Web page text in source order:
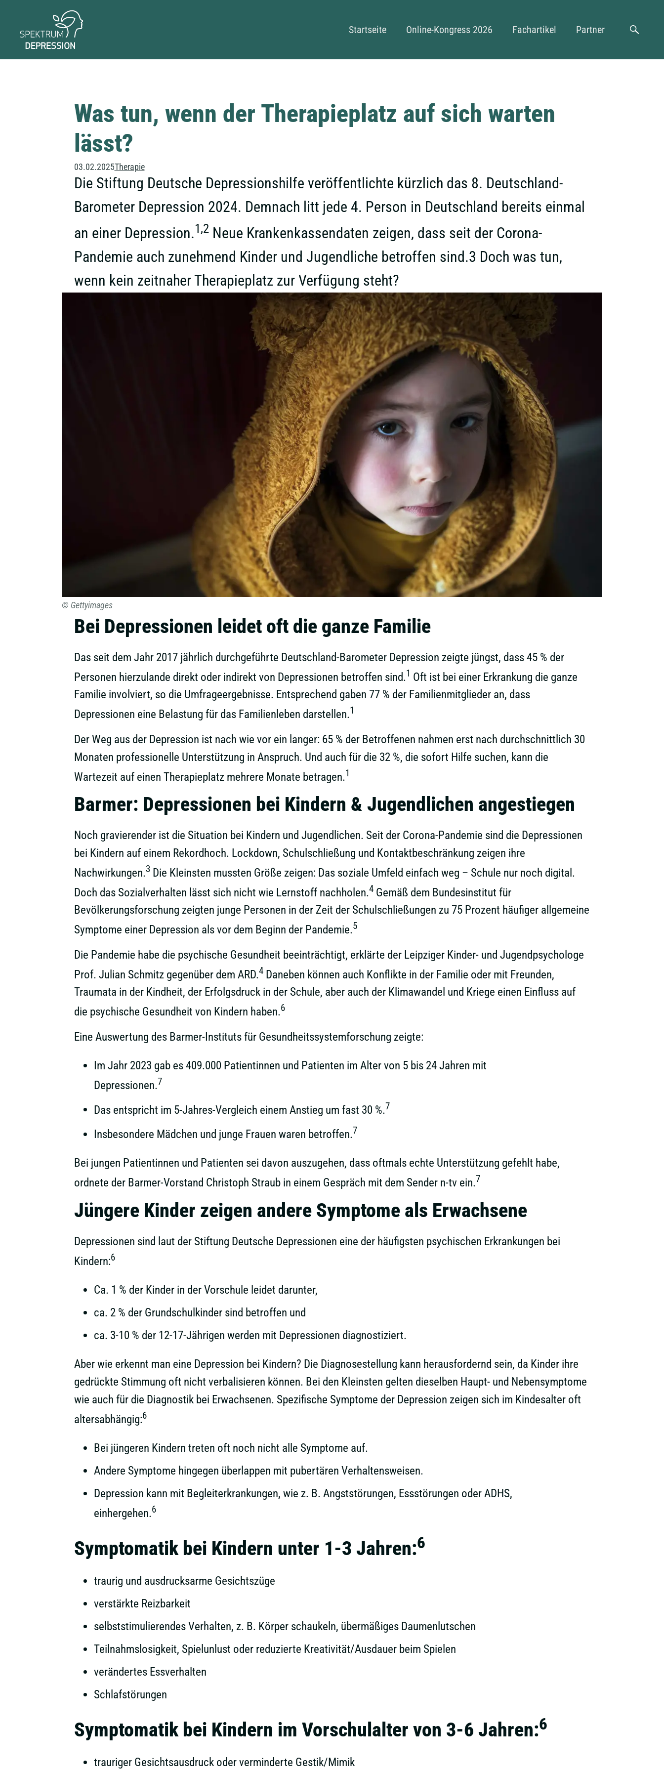
Navigation überspringen
Startseite Online-Kongress 2026 Fachartikel
Partner
Was tun, wenn der Therapieplatz auf sich warten
lässt?
03.02.2025Therapie
Die Stiftung Deutsche Depressionshilfe veröffentlichte kürzlich das 8. Deutschland-
Barometer Depression 2024. Demnach litt jede 4. Person in Deutschland bereits einmal
an einer Depression.1,2Neue Krankenkassendaten zeigen, dass seit der Corona-
Pandemie auch zunehmend Kinder und Jugendliche betroffen sind.3 Doch was tun,
wenn kein zeitnaher Therapieplatz zur Verfügung steht?
© Gettyimages
Bei Depressionen leidet oft die ganze Familie
Das seit dem Jahr 2017 jährlich durchgeführte Deutschland-Barometer Depression zeigte jüngst, dass 45 % der
Personen hierzulande direkt oder indirekt von Depressionen betroffen sind.1 Oft ist bei einer Erkrankung die ganze
Familie involviert, so die Umfrageergebnisse. Entsprechend gaben 77 % der Familienmitglieder an, dass
Depressionen eine Belastung für das Familienleben darstellen.1
Der Weg aus der Depression ist nach wie vor ein langer: 65 % der Betroffenen nahmen erst nach durchschnittlich 30
Monaten professionelle Unterstützung in Anspruch. Und auch für die 32 %, die sofort Hilfe suchen, kann die
Wartezeit auf einen Therapieplatz mehrere Monate betragen.1
Barmer: Depressionen bei Kindern & Jugendlichen angestiegen
Noch gravierender ist die Situation bei Kindern und Jugendlichen. Seit der Corona-Pandemie sind die Depressionen
bei Kindern auf einem Rekordhoch. Lockdown, Schulschließung und Kontaktbeschränkung zeigen ihre
Nachwirkungen.3Die Kleinsten mussten Größe zeigen: Das soziale Umfeld einfach weg – Schule nur noch digital.
Doch das Sozialverhalten lässt sich nicht wie Lernstoff nachholen.4Gemäß dem Bundesinstitut für
Bevölkerungsforschung zeigten junge Personen in der Zeit der Schulschließungen zu 75 Prozent häufiger allgemeine
Symptome einer Depression als vor dem Beginn der Pandemie.5
Die Pandemie habe die psychische Gesundheit beeinträchtigt, erklärte der Leipziger Kinder- und Jugendpsychologe
Prof. Julian Schmitz gegenüber dem ARD.4Daneben können auch Konflikte in der Familie oder mit Freunden,
Traumata in der Kindheit, der Erfolgsdruck in der Schule, aber auch der Klimawandel und Kriege einen Einfluss auf
die psychische Gesundheit von Kindern haben.6
Eine Auswertung des Barmer-Instituts für Gesundheitssystemforschung zeigte:
Im Jahr 2023 gab es 409.000 Patientinnen und Patienten im Alter von 5 bis 24 Jahren mit
Depressionen.7
Das entspricht im 5-Jahres-Vergleich einem Anstieg um fast 30 %.7
Insbesondere Mädchen und junge Frauen waren betroffen.7
Bei jungen Patientinnen und Patienten sei davon auszugehen, dass oftmals echte Unterstützung gefehlt habe,
ordnete der Barmer-Vorstand Christoph Straub in einem Gespräch mit dem Sender n-tv ein.7
Jüngere Kinder zeigen andere Symptome als Erwachsene
Depressionen sind laut der Stiftung Deutsche Depressionen eine der häufigsten psychischen Erkrankungen bei
Kindern:6
Ca. 1 % der Kinder in der Vorschule leidet darunter,
ca. 2 % der Grundschulkinder sind betroffen und
ca. 3-10 % der 12-17-Jährigen werden mit Depressionen diagnostiziert.
Aber wie erkennt man eine Depression bei Kindern? Die Diagnosestellung kann herausfordernd sein, da Kinder ihre
gedrückte Stimmung oft nicht verbalisieren können. Bei den Kleinsten gelten dieselben Haupt- und Nebensymptome
wie auch für die Diagnostik bei Erwachsenen. Spezifische Symptome der Depression zeigen sich im Kindesalter oft
altersabhängig:6
Bei jüngeren Kindern treten oft noch nicht alle Symptome auf.
Andere Symptome hingegen überlappen mit pubertären Verhaltensweisen.
Depression kann mit Begleiterkrankungen, wie z. B. Angststörungen, Essstörungen oder ADHS,
einhergehen.6
Symptomatik bei Kindern unter 1-3 Jahren:6
traurig und ausdrucksarme Gesichtszüge
verstärkte Reizbarkeit
selbststimulierendes Verhalten, z. B. Körper schaukeln, übermäßiges Daumenlutschen
Teilnahmslosigkeit, Spielunlust oder reduzierte Kreativität/Ausdauer beim Spielen
verändertes Essverhalten
Schlafstörungen
Symptomatik bei Kindern im Vorschulalter von 3-6 Jahren:6
trauriger Gesichtsausdruck oder verminderte Gestik/Mimik